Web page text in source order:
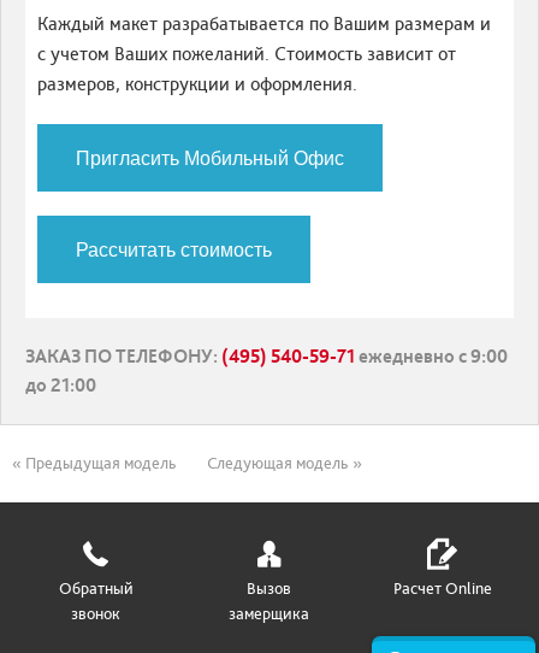
Каждый макет разрабатывается по Вашим размерам и
с учетом Ваших пожеланий. Стоимость зависит от
размеров, конструкции и оформления.
Пригласить Мобильный Офис
Рассчитать стоимость
ЗАКАЗ ПО ТЕЛЕФОНУ: (495) 540-59-71 ежедневно с 9:00
до 21:00
« Предыдущая модель Следующая модель »
Обратный
звонок
Вызов
замерщика
Расчет Online